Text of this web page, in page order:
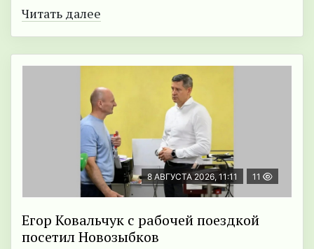
Читать далее
8 АВГУСТА 2026, 11:11 11
Егор Ковальчук с рабочей поездкой
посетил Новозыбков